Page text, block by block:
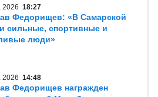
2026 18:27
Федорищев: «В Самарской
сильные, спортивные и
люди»
2026 14:48
Федорищев награжден